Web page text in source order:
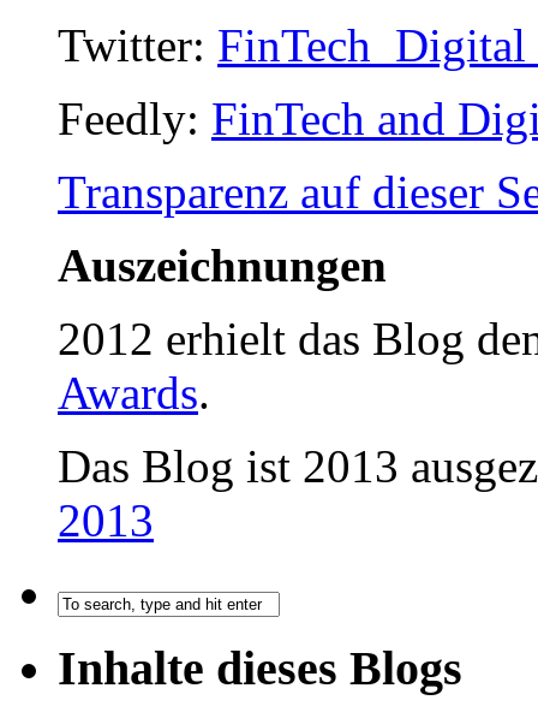
Twitter: FinTech_Digital
Feedly: FinTech and
Transparenz auf dieser
Auszeichnungen
2012 erhielt das Blog
Awards.
Das Blog ist 2013
2013
Inhalte dieses Blogs